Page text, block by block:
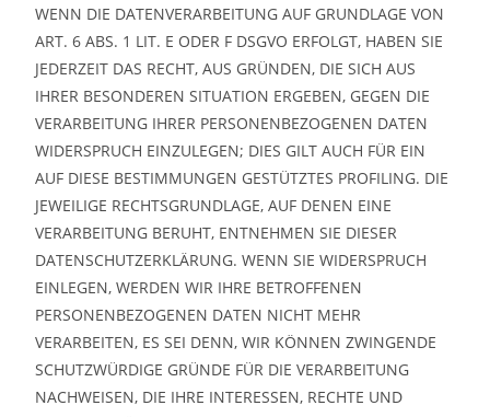
WENN DIE DATENVERARBEITUNG AUF GRUNDLAGE VON
ART. 6 ABS. 1 LIT. E ODER F DSGVO ERFOLGT, HABEN SIE
JEDERZEIT DAS RECHT, AUS GRÜNDEN, DIE SICH AUS
IHRER BESONDEREN SITUATION ERGEBEN, GEGEN DIE
VERARBEITUNG IHRER PERSONENBEZOGENEN DATEN
WIDERSPRUCH EINZULEGEN; DIES GILT AUCH FÜR EIN
AUF DIESE BESTIMMUNGEN GESTÜTZTES PROFILING. DIE
JEWEILIGE RECHTSGRUNDLAGE, AUF DENEN EINE
VERARBEITUNG BERUHT, ENTNEHMEN SIE DIESER
DATENSCHUTZERKLÄRUNG. WENN SIE WIDERSPRUCH
EINLEGEN, WERDEN WIR IHRE BETROFFENEN
PERSONENBEZOGENEN DATEN NICHT MEHR
VERARBEITEN, ES SEI DENN, WIR KÖNNEN ZWINGENDE
SCHUTZWÜRDIGE GRÜNDE FÜR DIE VERARBEITUNG
NACHWEISEN, DIE IHRE INTERESSEN, RECHTE UND